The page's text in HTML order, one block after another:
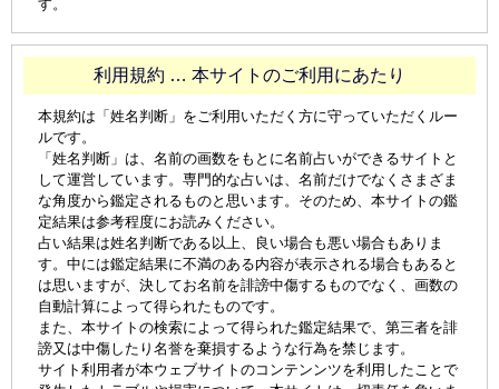
す。
利用規約 … 本サイトのご利用にあたり
本規約は「姓名判断」をご利用いただく方に守っていただくルー
ルです。
「姓名判断」は、名前の画数をもとに名前占いができるサイトと
して運営しています。専門的な占いは、名前だけでなくさまざま
な角度から鑑定されるものと思います。そのため、本サイトの鑑
定結果は参考程度にお読みください。
占い結果は姓名判断である以上、良い場合も悪い場合もありま
す。中には鑑定結果に不満のある内容が表示される場合もあると
は思いますが、決してお名前を誹謗中傷するものでなく、画数の
自動計算によって得られたものです。
また、本サイトの検索によって得られた鑑定結果で、第三者を誹
謗又は中傷したり名誉を棄損するような行為を禁じます。
サイト利用者が本ウェブサイトのコンテンンツを利用したことで